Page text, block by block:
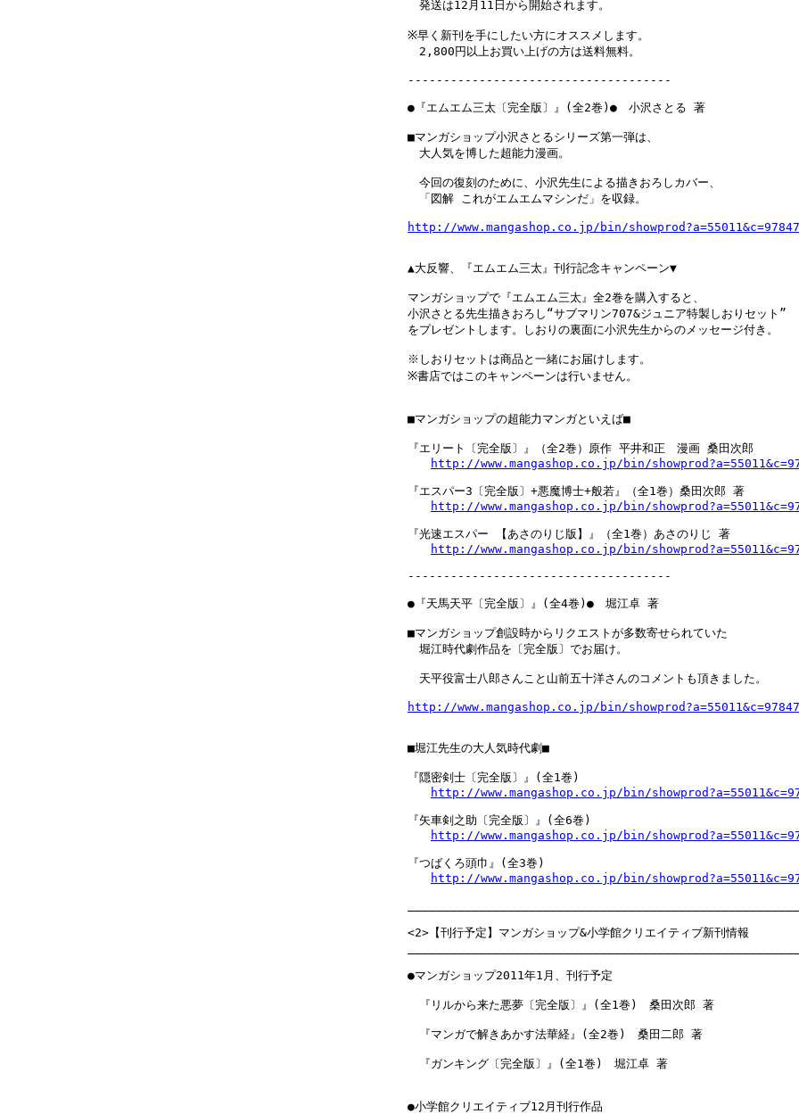
発送は12月11日から開始されます。
※早く新刊を手にしたい方にオススメします。
2,800円以上お買い上げの方は送料無料。
-------------------------------------
●『エムエム三太〔完全版〕』(全2巻)●　小沢さとる 著
■マンガショップ小沢さとるシリーズ第一弾は、
大人気を博した超能力漫画。
今回の復刻のために、小沢先生による描きおろしカバー、
「図解 これがエムエムマシンだ」を収録。
http://www.mangashop.co.jp/bin/
▲大反響、『エムエム三太』刊行記念キャンペーン▼
マンガショップで『エムエム三太』全2巻を購入すると、
小沢さとる先生描きおろし“サブマリン707&ジュニア特製しおりセット”
をプレゼントします。しおりの裏面に小沢先生からのメッセージ付き。
※しおりセットは商品と一緒にお届けします。
※書店ではこのキャンペーンは行いません。
■マンガショップの超能力マンガといえば■
『エリート〔完全版〕』（全2巻）原作 平井和正　漫画 桑田次郎
http://www.mangashop.co.jp/bin/
『エスパー3〔完全版〕+悪魔博士+般若』（全1巻）桑田次郎 著
http://www.mangashop.co.jp/bin/
『光速エスパー 【あさのりじ版】』（全1巻）あさのりじ 著
http://www.mangashop.co.jp/bin/
-------------------------------------
●『天馬天平〔完全版〕』(全4巻)●　堀江卓 著
■マンガショップ創設時からリクエストが多数寄せられていた
堀江時代劇作品を〔完全版〕でお届け。
天平役富士八郎さんこと山前五十洋さんのコメントも頂きました。
http://www.mangashop.co.jp/bin/
■堀江先生の大人気時代劇■
『隠密剣士〔完全版〕』(全1巻)
http://www.mangashop.co.jp/bin/
『矢車剣之助〔完全版〕』(全6巻)
http://www.mangashop.co.jp/bin/
『つばくろ頭巾』(全3巻)
http://www.mangashop.co.jp/bin/
<2>【刊行予定】マンガショップ&小学館クリエイティブ新刊情報
●マンガショップ2011年1月、刊行予定
『リルから来た悪夢〔完全版〕』(全1巻)　桑田次郎 著
『マンガで解きあかす法華経』(全2巻)　桑田二郎 著
『ガンキング〔完全版〕』(全1巻)　堀江卓 著
●小学館クリエイティブ12月刊行作品